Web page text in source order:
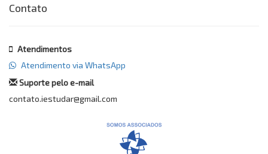
Contato
Atendimentos
Atendimento via WhatsApp
Suporte pelo e-mail
contato.iestudar@gmail.com